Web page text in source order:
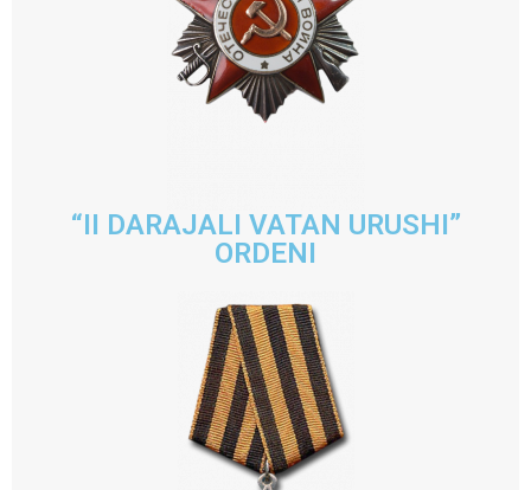
“II DARAJALI VATAN URUSHI”
ORDENI